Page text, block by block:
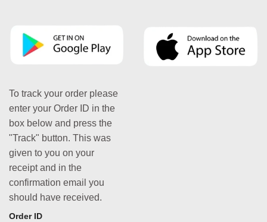
To track your order please
enter your Order ID in the
box below and press the
"Track" button. This was
given to you on your
receipt and in the
confirmation email you
should have received.
Order ID